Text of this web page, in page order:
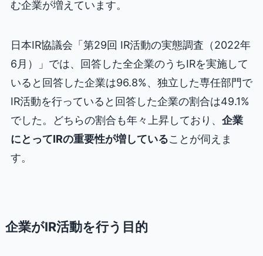
む企業が増えています。
日本IR協議会「第29回 IR活動の実態調査（2022年
6月）」では、回答した全企業のうちIRを実施して
いると回答した企業は96.8%、独立した専任部門で
IR活動を行っていると回答した企業の割合は49.1%
でした。どちらの割合も年々上昇しており、 企業
にとってIRの重要性が増していることが伺えま
す。
企業がIR活動を行う目的